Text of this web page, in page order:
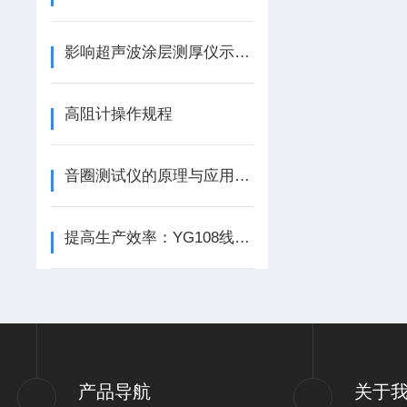
影响超声波涂层测厚仪示值的因素
高阻计操作规程
音圈测试仪的原理与应用：提升音频设备质量的仪器
提高生产效率：YG108线圈圈数测试量仪的应用与创新
产品导航 关于